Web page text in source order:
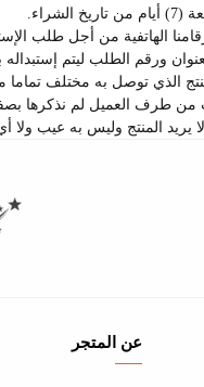
الهاتفية من أجل طلب
ورقم الطلب ليتم
الذي توصل به مختلف
طرف العميل لم نذكرها
عن المتجر